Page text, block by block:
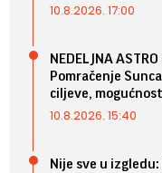
10.8.2026. 17:00
NEDELJNA
Pomračenje
ciljeve,
10.8.2026. 15:40
Nije sve u